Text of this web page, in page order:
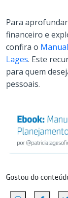
Para
financeiro e
confira o
Lages. Este
para quem
pessoais.
Gostou do